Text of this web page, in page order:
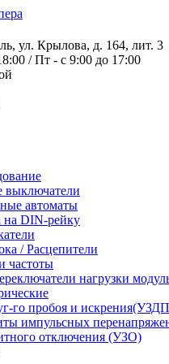
ул. Крылова, д. 164, лит. 3
/ Пт - с 9:00 до 17:00
выключатели
автоматы
на DIN-рейку
/ Расцепители
частоты
нагрузки
го пробоя и
импульсных
отключения (УЗО)